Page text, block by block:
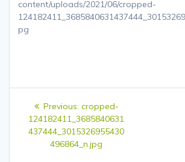
content/uploads/2021/06/cropped-
pg
Navigation
de
l’article
Previous: Previous
post:
cropped-
124182411_3685840631
437444_3015326955430
496864_n.jpg